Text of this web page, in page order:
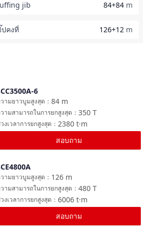
jib 84+84 m
คงที่ 126+12 m
6
84 m
ามยาวบูมสูงสุด ：
350 T
ามสามารถในการยกสูงสุด ：
2380 t·m
งเวลาการยกสูงสุด ：
สอบถาม
126 m
ามยาวบูมสูงสุด ：
480 T
ามสามารถในการยกสูงสุด ：
6006 t·m
งเวลาการยกสูงสุด ：
สอบถาม